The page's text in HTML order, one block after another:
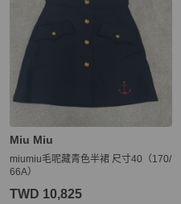
Miu Miu
miumiu毛呢藏青色半裙 尺寸40（170/
66A）
TWD 10,825